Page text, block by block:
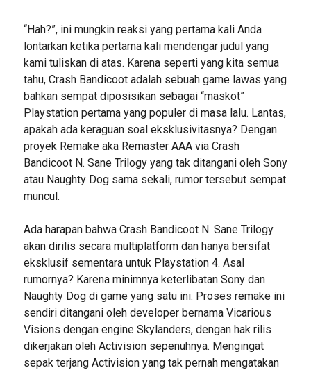
“Hah?”, ini mungkin reaksi yang pertama kali Anda
lontarkan ketika pertama kali mendengar judul yang
kami tuliskan di atas. Karena seperti yang kita semua
tahu, Crash Bandicoot adalah sebuah game lawas yang
bahkan sempat diposisikan sebagai “maskot”
Playstation pertama yang populer di masa lalu. Lantas,
apakah ada keraguan soal eksklusivitasnya? Dengan
proyek Remake aka Remaster AAA via Crash
Bandicoot N. Sane Trilogy yang tak ditangani oleh Sony
atau Naughty Dog sama sekali, rumor tersebut sempat
muncul.
Ada harapan bahwa Crash Bandicoot N. Sane Trilogy
akan dirilis secara multiplatform dan hanya bersifat
eksklusif sementara untuk Playstation 4. Asal
rumornya? Karena minimnya keterlibatan Sony dan
Naughty Dog di game yang satu ini. Proses remake ini
sendiri ditangani oleh developer bernama Vicarious
Visions dengan engine Skylanders, dengan hak rilis
dikerjakan oleh Activision sepenuhnya. Mengingat
sepak terjang Activision yang tak pernah mengatakan